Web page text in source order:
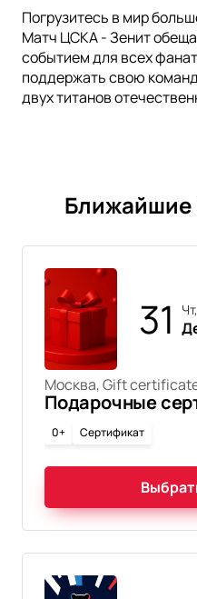
Погрузитесь в мир
Матч ЦСКА - Зенит
событием для всех
поддержать свою
двух титанов
Ближайшие
31
Москва, Gift
Подарочные
0+ Сертификат